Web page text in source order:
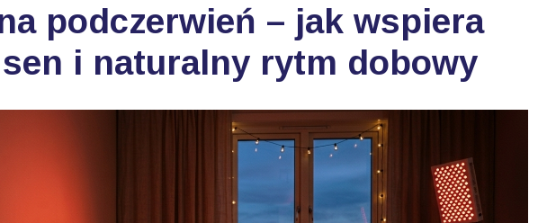
podczerwień – jak wspiera
i naturalny rytm dobowy